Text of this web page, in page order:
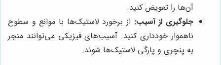
آن‌ها را تعویض کنید.
جلوگیری از آسیب: از برخورد لاستیک‌ها با موانع و سطوح
ناهموار خودداری کنید. آسیب‌های فیزیکی می‌توانند منجر
به پنچری و پارگی لاستیک‌ها شوند.